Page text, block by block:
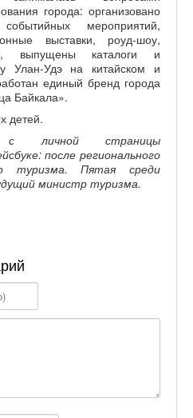
города: организовано
мероприятий,
выставки, роуд-шоу,
выпущены каталоги и
Улан-Удэ на китайском и
единый бренд города
Байкала».
детей.
личной страницы
после регионального
туризма. Пятая среди
министр туризма.